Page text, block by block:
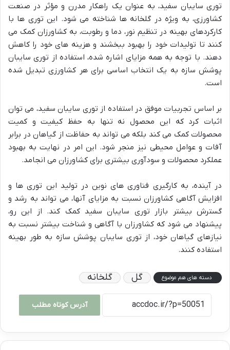
توری سایبان سفید، به عنوان یک راهکار مدرن و مؤثر در صنعت
کشاورزی، به ویژه در گلخانه ها شناخته می شود. این توری ها با
کارکردهای بهینه در تنظیم نور، دما و رطوبت، به کشاورزان کمک می
کنند تا تولیدات خود را بهبود ببخشند و هزینه های خود را کاهش
دهند. با توجه به همه مزایای اشاره شده، استفاده از توری سایبان
پوشش سازه به یک انتخاب اساسی برای هر کشاورزی تبدیل شده
است.
بر اساس تجربیات موفق در استفاده از توری سایبان سفید، می توان
اثبات کرد که این محصول نه تنها به حفظ کیفیت و کمیت
محصولات کمک می کند بلکه می تواند به حفاظت از گیاهان در برابر
آفات و عوامل محیطی نیز منجر شود. این امر در نهایت به بهبود
عملکرد محصولات و سودآوری بیشتری برای کشاورزان می انجامد.
در آینده، به کارگیری فناوری های نوین در تولید این توری ها و
افزایش آگاهی کشاورزان نسبت به مزایای آنها، می تواند به رشد و
گسترش بیشتر بازار توری سایبان سفید کمک کند. از این رو،
پیشنهاد می شود که کشاورزان با آگاهی و شناخت بیشتر نسبت به
نیازهای گیاهان خود، از توری سایبان پوشش سازه به طور بهینه
استفاده کنند.
دسته های هم موضوع گل گلخانه
آدرس کوتاه مطلب